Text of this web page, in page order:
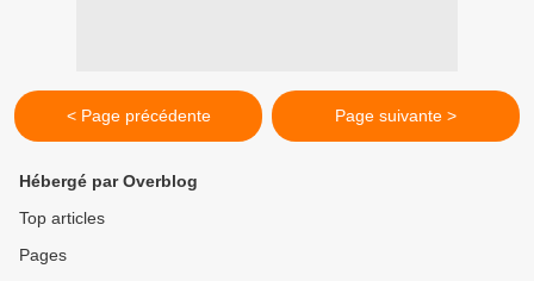
< Page précédente Page suivante >
Hébergé par Overblog
Top articles
Pages